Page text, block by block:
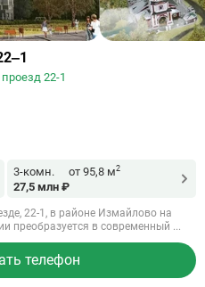
22-1
3-комн. от 95,8 м2
27,5 млн ₽
22-1, в районе Измайлово на
преобразуется в современный ...
телефон